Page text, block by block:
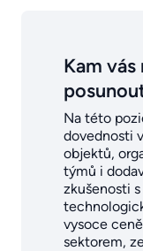
Kam
Na této
dovednosti
objektů,
týmů i
zkušenosti
vysoce
sektorem,